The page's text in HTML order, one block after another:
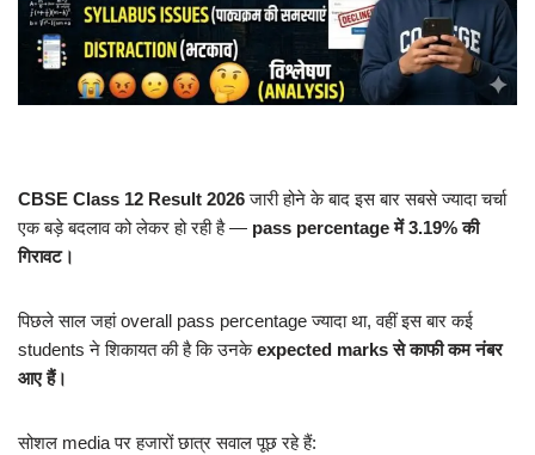
CBSE Class 12 Result 2026जारी होने के बाद इस बार सबसे ज्यादा चर्चा
एक बड़े बदलाव को लेकर हो रही है — pass percentage में 3.19% की
गिरावट।
पिछले साल जहां overall pass percentage ज्यादा था, वहीं इस बार कई
students ने शिकायत की है कि उनकेexpected marks से काफी कम नंबर
आए हैं।
सोशल media पर हजारों छात्र सवाल पूछ रहे हैं: